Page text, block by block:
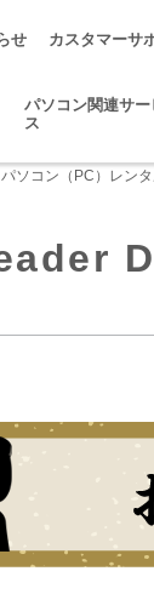
せ カスタマーサ
パソコン関連サー
ス
パソコン（PC）レン